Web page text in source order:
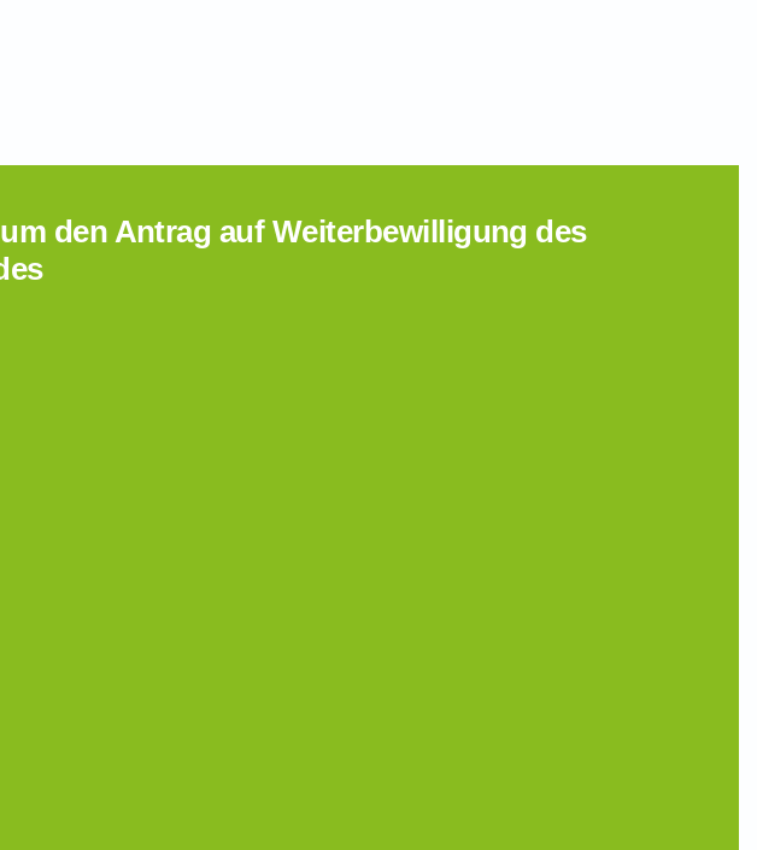
den Antrag auf Weiterbewilligung des